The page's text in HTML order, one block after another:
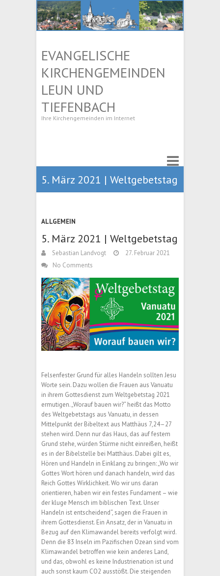
EVANGELISCHE
KIRCHENGEMEINDEN
LEUN UND
TIEFENBACH
Ihre Kirchengemeinden im Internet
5. März 2021 | Weltgebetstag
ALLGEMEIN
5. März 2021 | Weltgebetstag
Sebastian Landvogt
27. Februar 2021
No Comments
Felsenfester Grund für alles Handeln sollten Jesu
Worte sein. Dazu wollen die Frauen aus Vanuatu
in ihrem Gottesdienst zum Weltgebetstag 2021
ermutigen. „Worauf bauen wir?“ heißt das Motto
des Weltgebetstags aus Vanuatu, in dessen
Mittelpunkt der Bibeltext aus Matthäus 7,24–27
stehen wird. Denn nur das Haus, das auf festem
Grund stehe, würden Stürme nicht einreißen, heißt
es in der Bibelstelle bei Matthäus. Dabei gilt es,
Hören und Handeln in Einklang zu bringen: „Wo wir
Gottes Wort hören und danach handeln, wird das
Reich Gottes Wirklichkeit. Wo wir uns daran
orientieren, haben wir ein festes Fundament – wie
der kluge Mensch im biblischen Text. Unser
Handeln ist entscheidend“, sagen die Frauen in
ihrem Gottesdienst. Ein Ansatz, der in Vanuatu in
Bezug auf den Klima­wandel bereits verfolgt wird.
Denn die 83 Inseln im Pazifischen Ozean sind vom
Klimawandel betroffen wie kein anderes Land,
und das, obwohl es keine Industrienation ist und
auch sonst kaum CO2 ausstößt. Die steigenden